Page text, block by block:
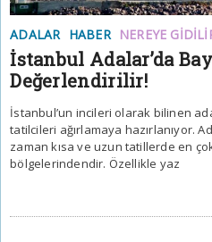
ADALAR HABER NEREYE
İstanbul Adalar’da
Değerlendirilir!
İstanbul’un incileri olarak bilinen
tatilcileri ağırlamaya hazırlanıyor.
zaman kısa ve uzun tatillerde en
bölgelerindendir. Özellikle yaz